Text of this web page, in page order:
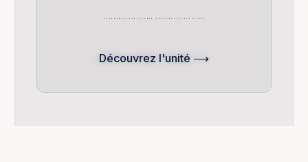
……………….. ………………..
Découvrez l'unité ⟶